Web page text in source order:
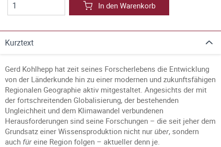
In den Warenkorb
Kurztext
Gerd Kohlhepp hat zeit seines Forscherlebens die Entwicklung
von der Länderkunde hin zu einer modernen und zukunftsfähigen
Regionalen Geographie aktiv mitgestaltet. Angesichts der mit
der fortschreitenden Globalisierung, der bestehenden
Ungleichheit und dem Klimawandel verbundenen
Herausforderungen sind seine Forschungen – die seit jeher dem
Grundsatz einer Wissensproduktion nicht nur über, sondern
auch füreine Region folgen – aktueller denn je.